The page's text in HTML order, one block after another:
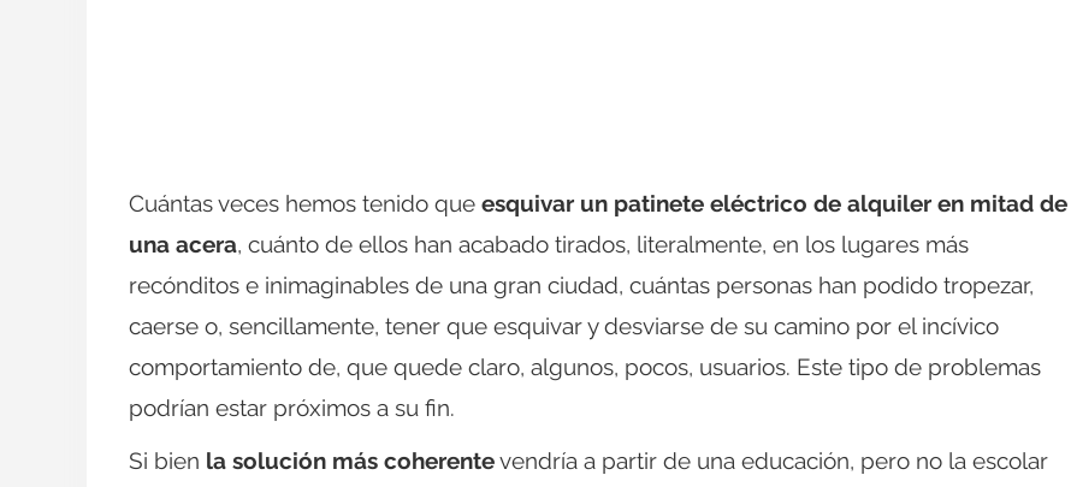
Cuántas veces hemos tenido que esquivar un patinete eléctrico de alquiler en mitad de
una acera, cuánto de ellos han acabado tirados, literalmente, en los lugares más
recónditos e inimaginables de una gran ciudad, cuántas personas han podido tropezar,
caerse o, sencillamente, tener que esquivar y desviarse de su camino por el incívico
comportamiento de, que quede claro, algunos, pocos, usuarios. Este tipo de problemas
podrían estar próximos a su fin.
Si bien la solución más coherentevendría a partir de una educación, pero no la escolar